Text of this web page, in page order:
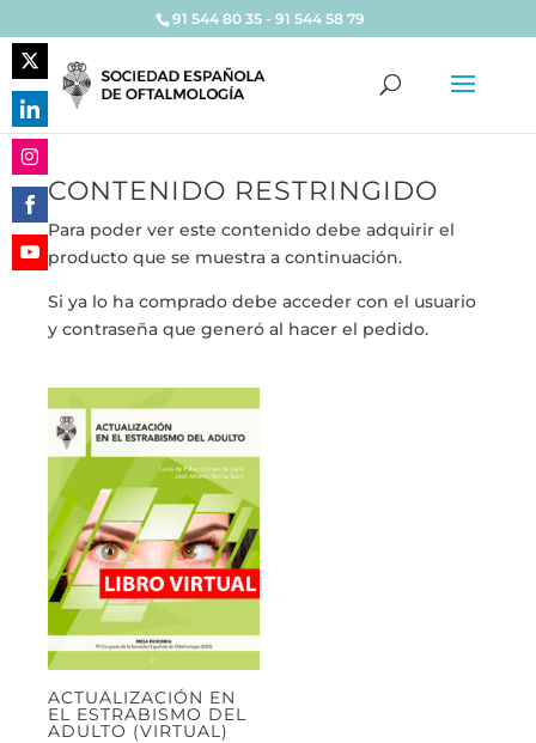
91 544 80 35 - 91 544 58 79
CONTENIDO RESTRINGIDO
Para poder ver este contenido debe adquirir el
producto que se muestra a continuación.
Si ya lo ha comprado debe acceder con el usuario
y contraseña que generó al hacer el pedido.
ACTUALIZACIÓN EN
EL ESTRABISMO DEL
ADULTO (VIRTUAL)
Share
on
Twitter
Share
on
LinkedIn
Share
on
Instagram
Share
on
Facebook
YouTube